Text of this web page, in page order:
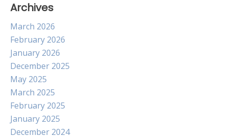
Archives
March 2026
February 2026
January 2026
December 2025
May 2025
March 2025
February 2025
January 2025
December 2024